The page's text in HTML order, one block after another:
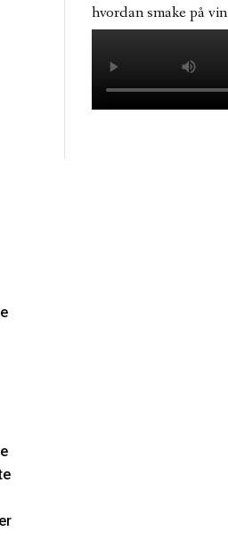
hvordan smake på vin